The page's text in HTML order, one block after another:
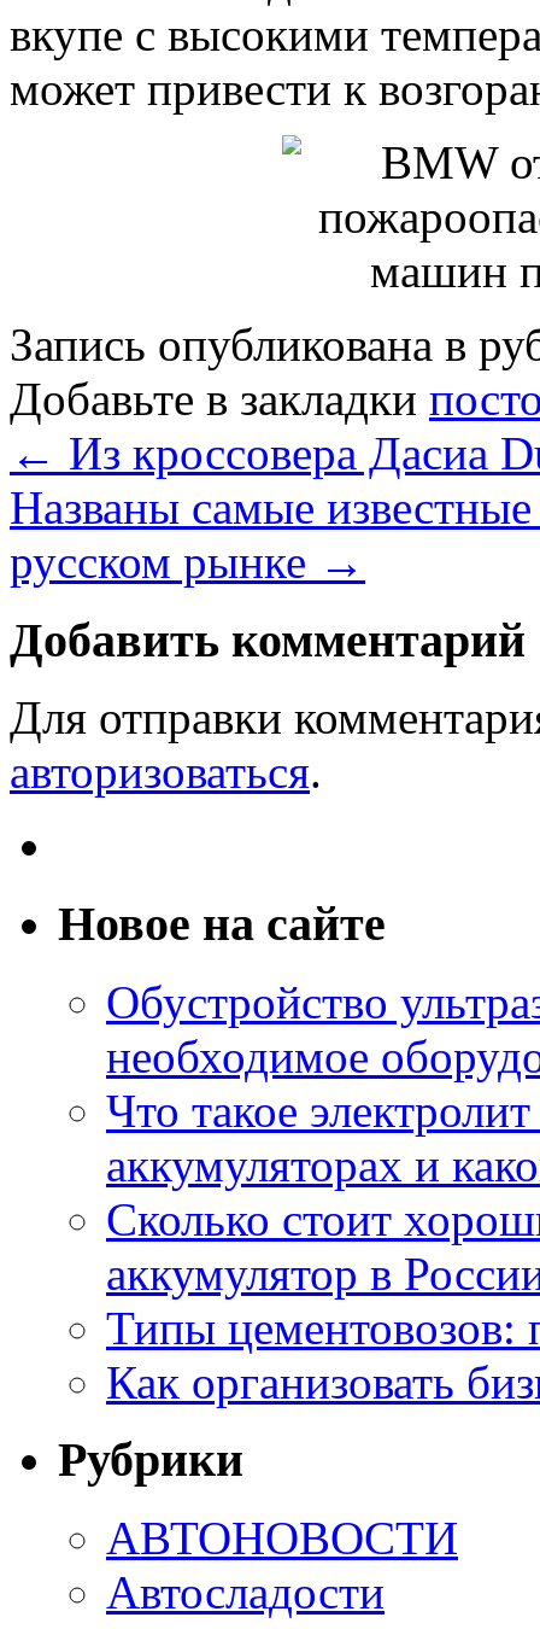
вкупе с высокими
может привести к
Запись опубликована в
Добавьте в закладки
← Из кроссовера Дасиа
Названы самые
русском рынке →
Добавить комментарий
Для отправки
авторизоваться.
Новое на сайте
Обустройство
необходимое
Что такое
аккумуляторах и
Сколько стоит
аккумулятор в
Типы цементовозов:
Как организовать
Рубрики
АВТОНОВОСТИ
Автосладости